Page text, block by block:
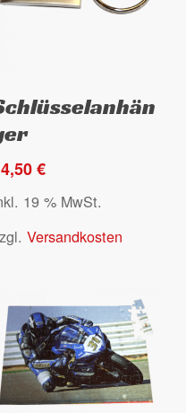
Produkte
shop
€
19 % MwSt.
Versandkosten